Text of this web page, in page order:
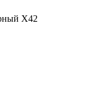
X42